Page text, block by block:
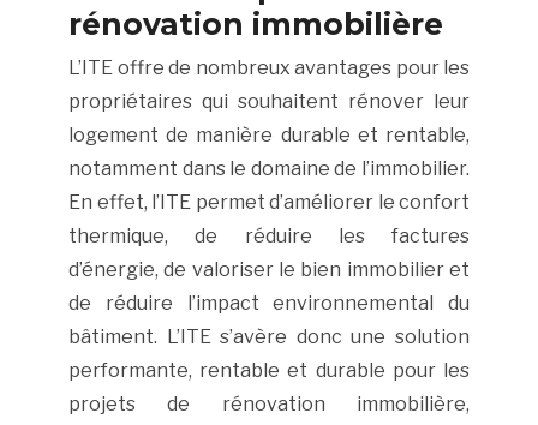
rénovation immobilière
L’ITE offre de nombreux avantages pour les
propriétaires qui souhaitent rénover leur
logement de manière durable et rentable,
notamment dans le domaine de l’immobilier.
En effet, l’ITE permet d’améliorer le confort
thermique, de réduire les factures
d’énergie, de valoriser le bien immobilier et
de réduire l’impact environnemental du
bâtiment. L’ITE s’avère donc une solution
performante, rentable et durable pour les
projets de rénovation immobilière,